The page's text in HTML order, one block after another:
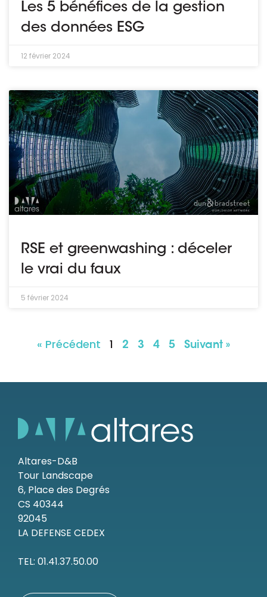
Les 5 bénéfices de la gestion
des données ESG
12 février 2024
RSE et greenwashing : déceler
le vrai du faux
5 février 2024
« Précédent 1 2 3 4 5 Suivant »
Altares-D&B
Tour Landscape
6, Place des Degrés
CS 40344
92045
LA DEFENSE CEDEX
TEL: 01.41.37.50.00